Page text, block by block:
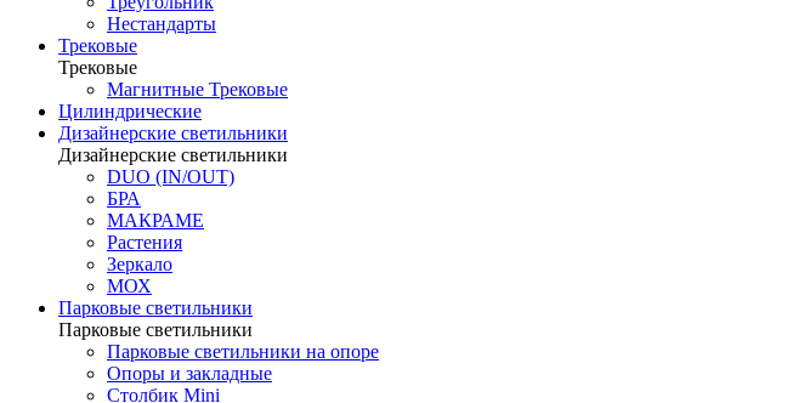
Нестандарты
Трековые
Трековые
Магнитные Трековые
Цилиндрические
Дизайнерские светильники
Дизайнерские светильники
DUO (IN/OUT)
БРА
МАКРАМЕ
Растения
Зеркало
МОХ
Парковые светильники
Парковые светильники
Парковые светильники на опоре
Опоры и закладные
Столбик Mini